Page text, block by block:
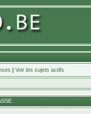
| Voir les sujets actifs